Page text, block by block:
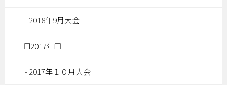
2018年9月大会
❒2017年❒
2017年１０月大会